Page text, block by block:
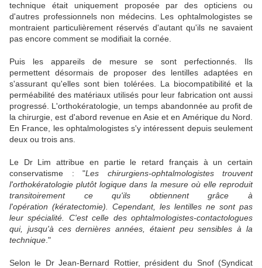
technique était uniquement proposée par des opticiens ou
d'autres professionnels non médecins. Les ophtalmologistes se
montraient particulièrement réservés d'autant qu'ils ne savaient
pas encore comment se modifiait la cornée.
Puis les appareils de mesure se sont perfectionnés. Ils
permettent désormais de proposer des lentilles adaptées en
s'assurant qu'elles sont bien tolérées. La biocompatibilité et la
perméabilité des matériaux utilisés pour leur fabrication ont aussi
progressé. L'orthokératologie, un temps abandonnée au profit de
la chirurgie, est d'abord revenue en Asie et en Amérique du Nord.
En France, les ophtalmologistes s'y intéressent depuis seulement
deux ou trois ans.
Le Dr Lim attribue en partie le retard français à un certain
conservatisme : "Les chirurgiens-ophtalmologistes trouvent
l'orthokératologie plutôt logique dans la mesure où elle reproduit
transitoirement ce qu'ils obtiennent grâce à
l'opération (kératectomie). Cependant, les lentilles ne sont pas
leur spécialité. C'est celle des ophtalmologistes-contactologues
qui, jusqu'à ces dernières années, étaient peu sensibles à la
technique ."
Selon le Dr Jean-Bernard Rottier, président du Snof (Syndicat